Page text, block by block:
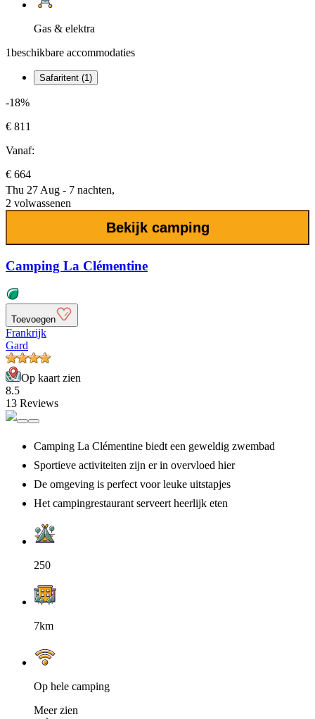
Gas & elektra
1beschikbare accommodaties
Safaritent (1)
-18%
€ 811
Vanaf:
€ 664
Thu 27 Aug - 7 nachten,
2 volwassenen
Bekijk camping
Camping La Clémentine
Toevoegen
Frankrijk
Gard
Op kaart zien
8.5
13 Reviews
Camping La Clémentine biedt een geweldig zwembad
Sportieve activiteiten zijn er in overvloed hier
De omgeving is perfect voor leuke uitstapjes
Het campingrestaurant serveert heerlijk eten
250
7km
Op hele camping
Meer zien